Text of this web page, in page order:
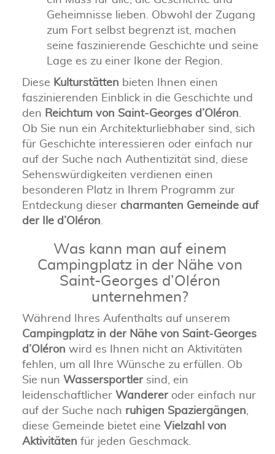
Geheimnisse lieben. Obwohl der Zugang
zum Fort selbst begrenzt ist, machen
seine faszinierende Geschichte und seine
Lage es zu einer Ikone der Region.
Diese Kulturstätten bieten Ihnen einen
faszinierenden Einblick in die Geschichte und
den Reichtum von Saint-Georges d’Oléron.
Ob Sie nun ein Architekturliebhaber sind, sich
für Geschichte interessieren oder einfach nur
auf der Suche nach Authentizität sind, diese
Sehenswürdigkeiten verdienen einen
besonderen Platz in Ihrem Programm zur
Entdeckung dieser charmanten Gemeinde auf
der Ile d’Oléron.
Was kann man auf einem
Campingplatz in der Nähe von
Saint-Georges d’Oléron
unternehmen?
Während Ihres Aufenthalts auf unserem
Campingplatz in der Nähe von Saint-Georges
d’Oléron wird es Ihnen nicht an Aktivitäten
fehlen, um all Ihre Wünsche zu erfüllen. Ob
Sie nun Wassersportlersind, ein
leidenschaftlicher Wandereroder einfach nur
auf der Suche nach ruhigen Spaziergängen,
diese Gemeinde bietet eine Vielzahl von
Aktivitäten für jeden Geschmack.